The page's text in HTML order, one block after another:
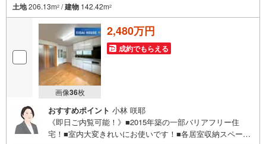
土地206.13m2 /建物 142.42m2
画像36枚
2,480万円
成約でもらえる
おすすめポイント 小林 咲耶
《即日ご内覧可能！》■2015年築の一部バリアフリー住
宅！■室内大変きれいにお使いです！■各居室収納スペース